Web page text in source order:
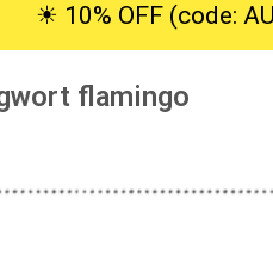
☀︎ 10% OFF (code:
flamingo